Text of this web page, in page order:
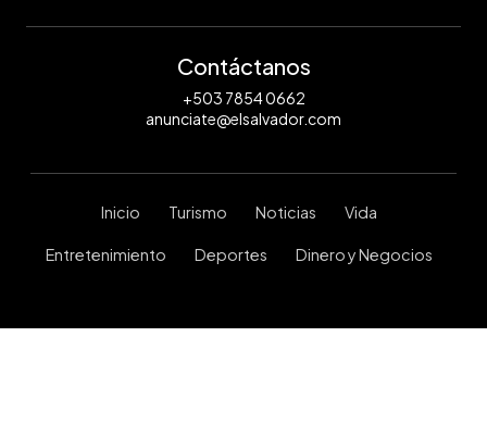
Contáctanos
+503 7854 0662
anunciate@elsalvador.com
Inicio Turismo Noticias Vida
Entretenimiento Deportes Dinero y Negocios